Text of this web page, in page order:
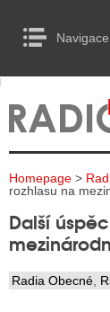
Navigace
RADIA
TELEVIZE
INTERNET
TISK
RADIA
to Content
Homepage >
rozhlasu na
Další
Radia Obecné